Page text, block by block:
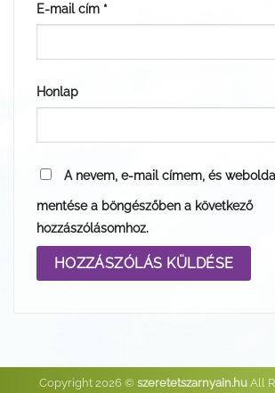
E-mail cím *
Honlap
A nevem, e-mail címem, és
mentése a böngészőben a következő
hozzászólásomhoz.
Copyright 2026 © szeretetszarnyain.huAll